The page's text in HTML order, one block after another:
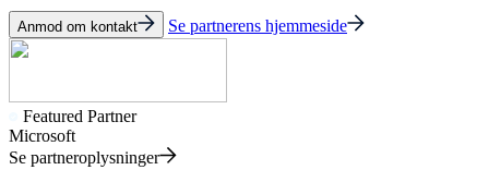
Anmod om kontakt Se partnerens hjemmeside
Featured Partner
Microsoft
Se partneroplysninger